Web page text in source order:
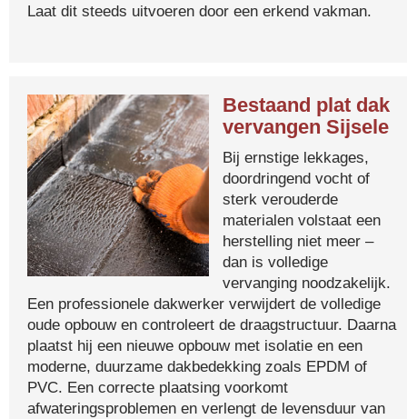
Laat dit steeds uitvoeren door een erkend vakman.
Bestaand plat dak
vervangen Sijsele
Bij ernstige lekkages,
doordringend vocht of
sterk verouderde
materialen volstaat een
herstelling niet meer –
dan is volledige
vervanging noodzakelijk.
Een professionele dakwerker verwijdert de volledige
oude opbouw en controleert de draagstructuur. Daarna
plaatst hij een nieuwe opbouw met isolatie en een
moderne, duurzame dakbedekking zoals EPDM of
PVC. Een correcte plaatsing voorkomt
afwateringsproblemen en verlengt de levensduur van